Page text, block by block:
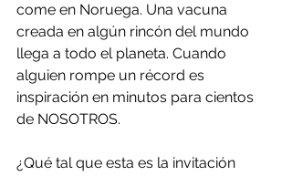
come en Noruega. Una vacuna
creada en algún rincón del mundo
llega a todo el planeta. Cuando
alguien rompe un récord es
inspiración en minutos para cientos
de NOSOTROS.
¿Qué tal que esta es la invitación